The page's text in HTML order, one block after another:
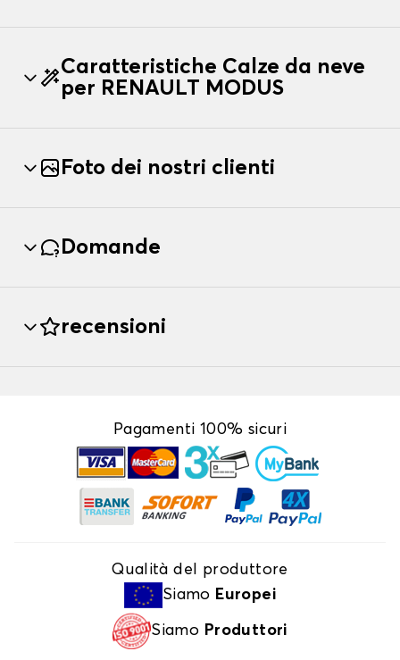
Caratteristiche Calze da neve
per RENAULT MODUS
Foto dei nostri clienti
Domande
recensioni
Pagamenti 100% sicuri
Qualità del produttore
Siamo Europei
Siamo Produttori